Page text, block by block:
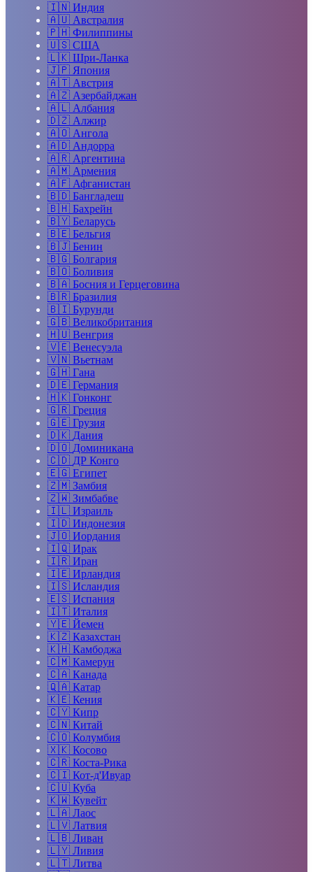
🇮🇳 Индия
🇦🇺 Австралия
🇵🇭 Филиппины
🇺🇸 США
🇱🇰 Шри-Ланка
🇯🇵 Япония
🇦🇹 Австрия
🇦🇿 Азербайджан
🇦🇱 Албания
🇩🇿 Алжир
🇦🇴 Ангола
🇦🇩 Андорра
🇦🇷 Аргентина
🇦🇲 Армения
🇦🇫 Афганистан
🇧🇩 Бангладеш
🇧🇭 Бахрейн
🇧🇾 Беларусь
🇧🇪 Бельгия
🇧🇯 Бенин
🇧🇬 Болгария
🇧🇴 Боливия
🇧🇦 Босния и Герцеговина
🇧🇷 Бразилия
🇧🇮 Бурунди
🇬🇧 Великобритания
🇭🇺 Венгрия
🇻🇪 Венесуэла
🇻🇳 Вьетнам
🇬🇭 Гана
🇩🇪 Германия
🇭🇰 Гонконг
🇬🇷 Греция
🇬🇪 Грузия
🇩🇰 Дания
🇩🇴 Доминикана
🇨🇩 ДР Конго
🇪🇬 Египет
🇿🇲 Замбия
🇿🇼 Зимбабве
🇮🇱 Израиль
🇮🇩 Индонезия
🇯🇴 Иордания
🇮🇶 Ирак
🇮🇷 Иран
🇮🇪 Ирландия
🇮🇸 Исландия
🇪🇸 Испания
🇮🇹 Италия
🇾🇪 Йемен
🇰🇿 Казахстан
🇰🇭 Камбоджа
🇨🇲 Камерун
🇨🇦 Канада
🇶🇦 Катар
🇰🇪 Кения
🇨🇾 Кипр
🇨🇳 Китай
🇨🇴 Колумбия
🇽🇰 Косово
🇨🇷 Коста-Рика
🇨🇮 Кот-д'Ивуар
🇨🇺 Куба
🇰🇼 Кувейт
🇱🇦 Лаос
🇱🇻 Латвия
🇱🇧 Ливан
🇱🇾 Ливия
🇱🇹 Литва